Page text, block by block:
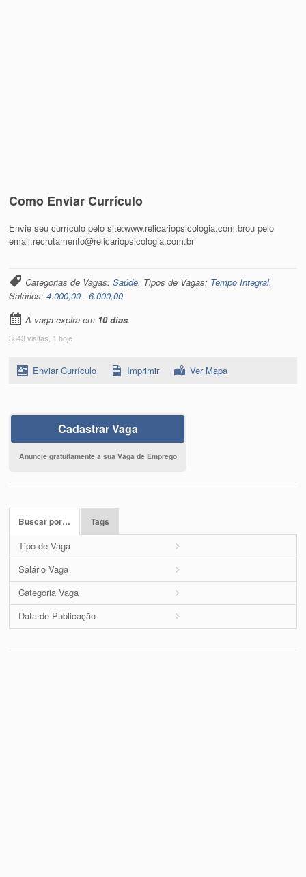
Como Enviar Currículo
Envie seu currículo pelo site:www.relicariopsicologia.com.brou pelo
email:recrutamento@relicariopsicologia.com.br
Categorias de Vagas:Saúde. Tipos de Vagas: Tempo Integral.
Salários:4.000,00 - 6.000,00.
A vaga expira em 10 dias.
3643 visitas, 1 hoje
Enviar Currículo Imprimir Ver Mapa
Cadastrar Vaga
Anuncie gratuitamente a sua Vaga de Emprego
Buscar por… Tags
Tipo de Vaga
Salário Vaga
Categoria Vaga
Data de Publicação